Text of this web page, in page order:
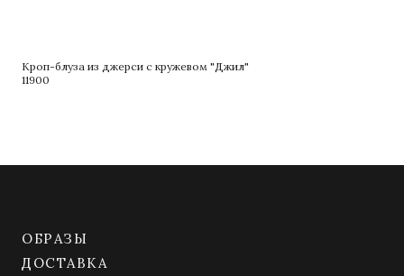
Кроп-блуза из джерси с кружевом "Джил"
11900
ОБРАЗЫ
ДОСТАВКА